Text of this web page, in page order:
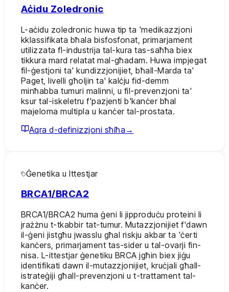
Aċidu Zoledronic
L-aċidu zoledronic huwa tip ta 'medikazzjoni
kklassifikata bħala bisfosfonat, primarjament
utilizzata fl-industrija tal-kura tas-saħħa biex
tikkura mard relatat mal-għadam. Huwa impjegat
fil-ġestjoni ta' kundizzjonijiet, bħall-Marda ta'
Paget, livelli għoljin ta' kalċju fid-demm
minħabba tumuri malinni, u fil-prevenzjoni ta'
ksur tal-iskeletru f'pazjenti b'kanċer bħal
majeloma multipla u kanċer tal-prostata.
Aqra d-definizzjoni sħiħa →
Ġenetika u Ittestjar
BRCA1/BRCA2
BRCA1/BRCA2 huma ġeni li jipproduċu proteini li
jrażżnu t-tkabbir tat-tumur. Mutazzjonijiet f'dawn
il-ġeni jistgħu jwasslu għal riskju akbar ta 'ċerti
kanċers, primarjament tas-sider u tal-ovarji fin-
nisa. L-ittestjar ġenetiku BRCA jgħin biex jiġu
identifikati dawn il-mutazzjonijiet, kruċjali għall-
istrateġiji għall-prevenzjoni u t-trattament tal-
kanċer.